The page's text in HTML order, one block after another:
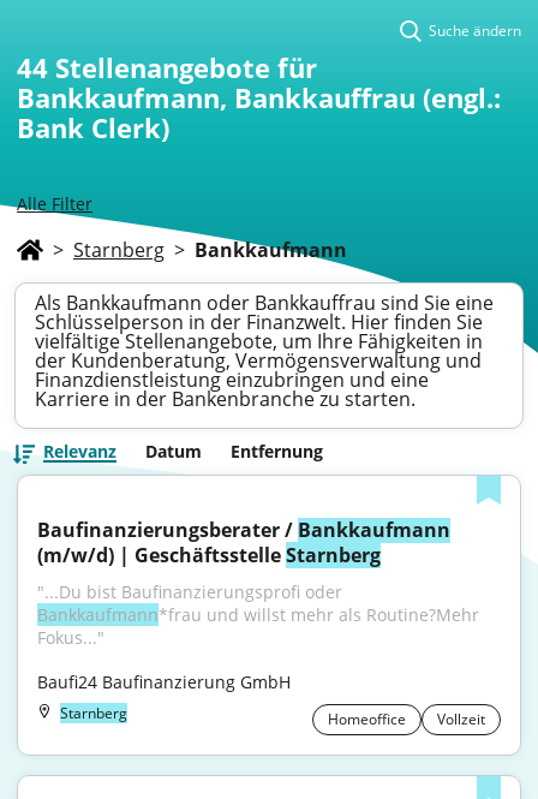
Alle Filter
Suche ändern
44 Stellenangebote für
Bankkaufmann, Bankkauffrau (engl.:
Bank Clerk)
> Starnberg > Bankkaufmann
Als Bankkaufmann oder Bankkauffrau sind Sie eine
Schlüsselperson in der Finanzwelt. Hier finden Sie
vielfältige Stellenangebote, um Ihre Fähigkeiten in
der Kundenberatung, Vermögensverwaltung und
Finanzdienstleistung einzubringen und eine
Karriere in der Bankenbranche zu starten.
Relevanz Datum Entfernung
Baufinanzierungsberater / Bankkaufmann
(m/w/d) | Geschäftsstelle Starnberg
Bankkaufmann*frau und willst mehr als Routine?Mehr
Fokus..."
Baufi24 Baufinanzierung GmbH
Starnberg Homeoffice Vollzeit